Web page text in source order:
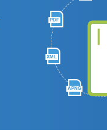
PDF
XML
APNG